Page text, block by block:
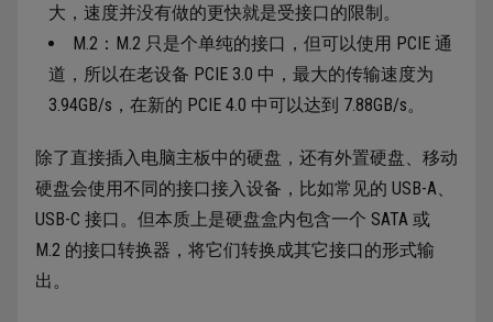
大，速度并没有做的更快就是受接口的限制。
M.2：M.2 只是个单纯的接口，但可以使用 PCIE 通
道，所以在老设备 PCIE 3.0 中，最大的传输速度为
3.94GB/s，在新的 PCIE 4.0 中可以达到 7.88GB/s。
除了直接插入电脑主板中的硬盘，还有外置硬盘、移动
硬盘会使用不同的接口接入设备，比如常见的 USB-A、
USB-C 接口。但本质上是硬盘盒内包含一个 SATA 或
M.2 的接口转换器，将它们转换成其它接口的形式输
出。